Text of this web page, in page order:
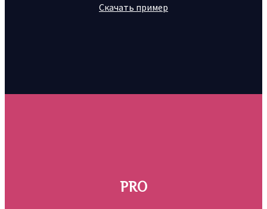
Скачать пример
PRO